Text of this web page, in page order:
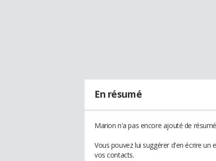
En résumé
Marion n'a pas encore ajouté de
Vous pouvez lui suggérer d'en écrire
vos contacts.